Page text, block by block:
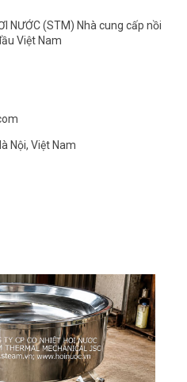
NƯỚC (STM) Nhà cung cấp nồi
Việt Nam
Nội, Việt Nam